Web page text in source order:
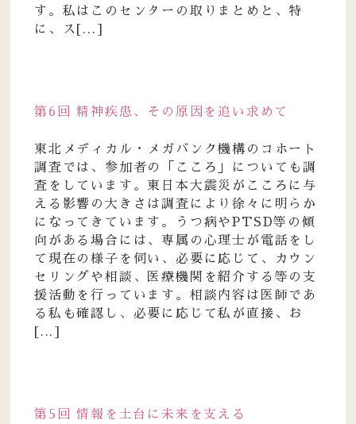
す。私はこのセンターの取りまとめと、特
に、ス[...]
第6回 精神疾患、その原因を追い求めて
東北メディカル・メガバンク機構のコホート
調査では、参加者の「こころ」についても調
査をしています。東日本大震災がこころに与
える影響の大きさは調査により徐々に明らか
になってきています。うつ病やPTSD等の傾
向がある場合には、専属の心理士が電話をし
て現在の様子を伺い、必要に応じて、カウン
セリングや相談、医療機関を紹介する等の支
援活動を行っています。相談内容は医師であ
る私も確認し、必要に応じて私が直接、お
[...]
第5回 情報を土台に未来を支える